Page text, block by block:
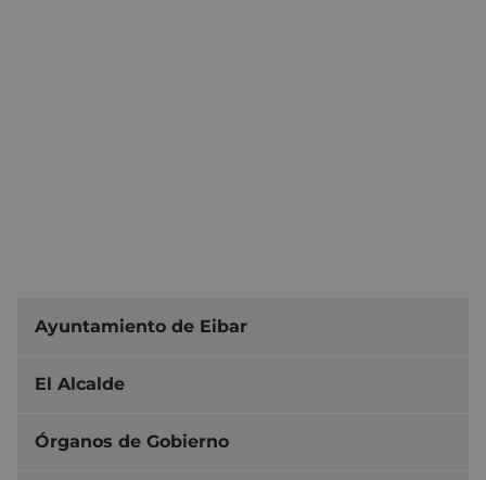
Ayuntamiento de Eibar
El Alcalde
Órganos de Gobierno